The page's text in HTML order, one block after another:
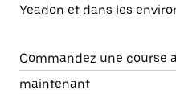
Yeadon et dans les
Commandez une course
maintenant